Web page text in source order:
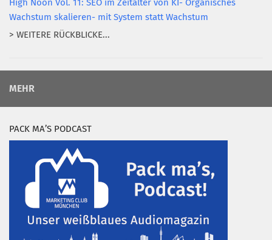
High Noon Vol. 11: SEO im Zeitalter von KI- Organisches
Wachstum skalieren- mit System statt Wachstum
> WEITERE RÜCKBLICKE...
MEHR
PACK MA’S PODCAST